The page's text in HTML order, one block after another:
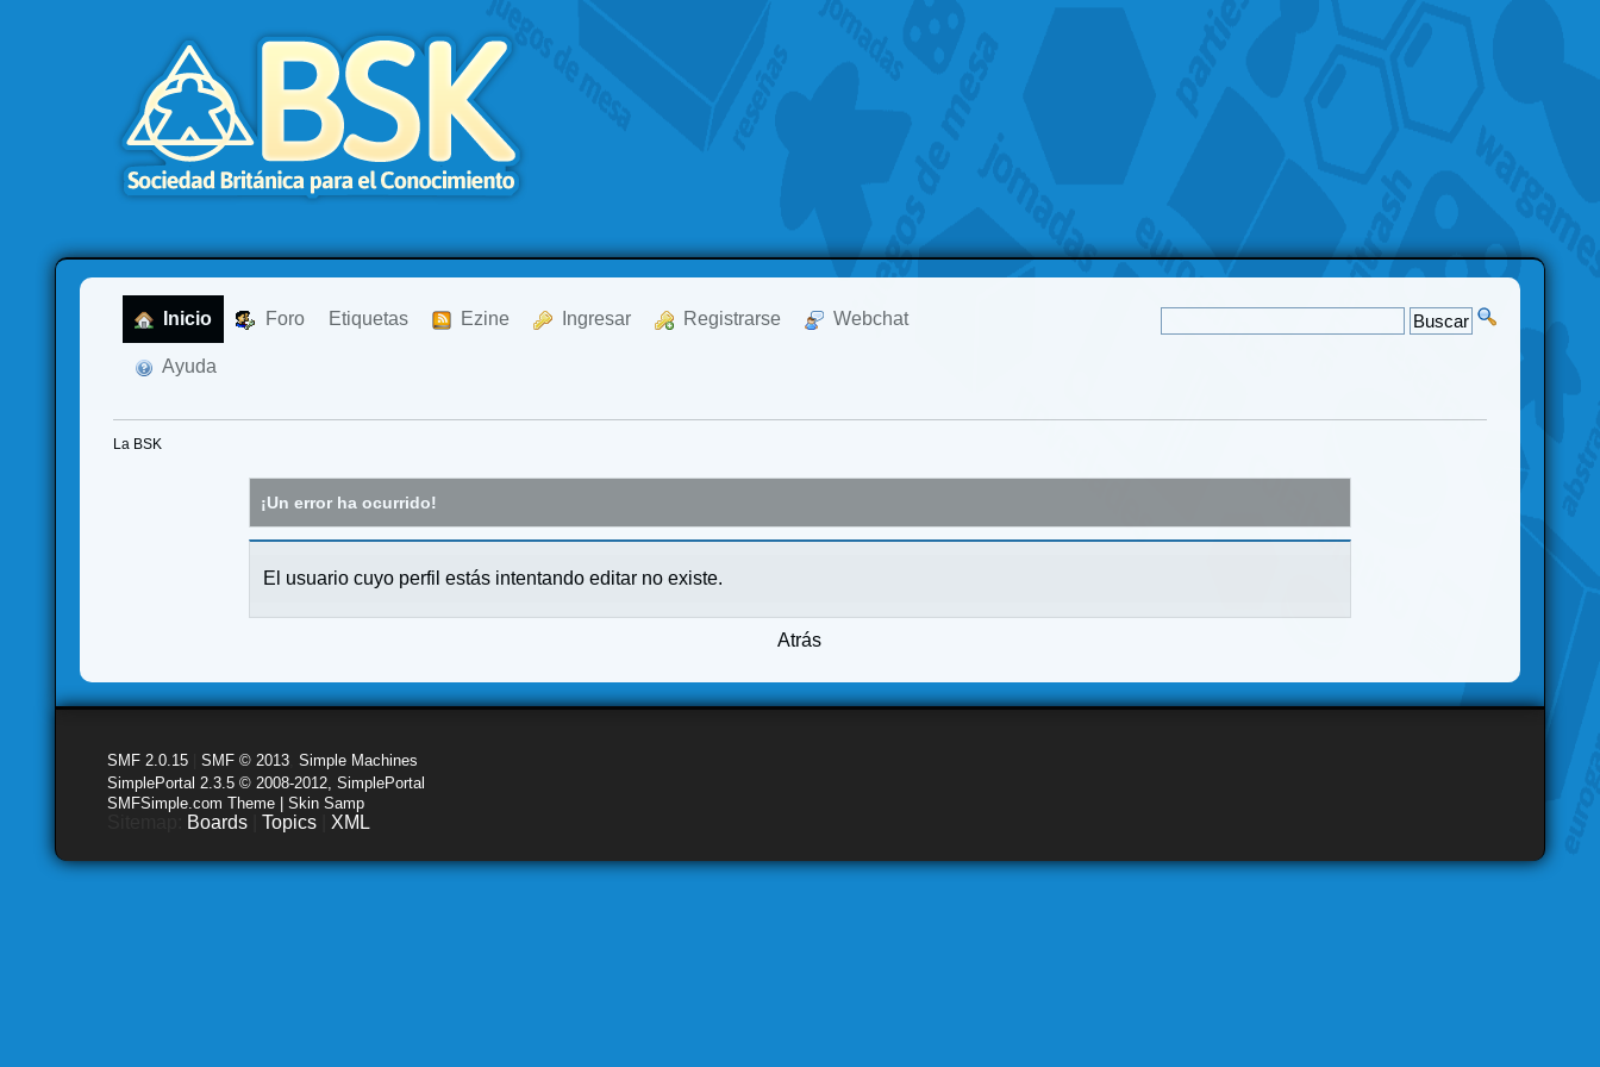
Inicio Foro Etiquetas Ezine Ingresar Registrarse Webchat
Ayuda
La BSK
¡Un error ha ocurrido!
El usuario cuyo perfil estás intentando editar no existe.
Atrás
SMF 2.0.15 |SMF © 2013 ,Simple Machines
SimplePortal 2.3.5 © 2008-2012, SimplePortal
SMFSimple.com Theme | Skin Samp
Boards |Topics XML